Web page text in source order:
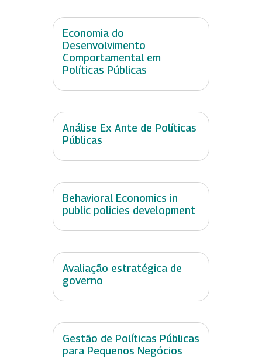
Economia do
Desenvolvimento
Comportamental em
Políticas Públicas
Análise Ex Ante de Políticas
Públicas
Behavioral Economics in
public policies development
Avaliação estratégica de
governo
Gestão de Políticas Públicas
para Pequenos Negócios